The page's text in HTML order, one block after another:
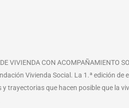
VIVIENDA CON ACOMPAÑAMIENTO
Vivienda Social. La 1.ª edición de
trayectorias que hacen posible que la